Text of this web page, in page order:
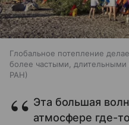
Глобальное потепление
более частыми, длительными
РАН
Эта большая
атмосфере где-